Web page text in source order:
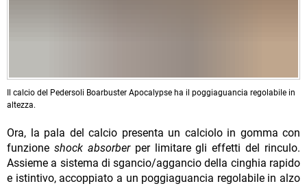
Il calcio del Pedersoli Boarbuster Apocalypse ha il poggiaguancia regolabile in
altezza.
Ora, la pala del calcio presenta un calciolo in gomma con
funzione shock absorberper limitare gli effetti del rinculo.
Assieme a sistema di sgancio/aggancio della cinghia rapido
e istintivo, accoppiato a un poggiaguancia regolabile in alzo